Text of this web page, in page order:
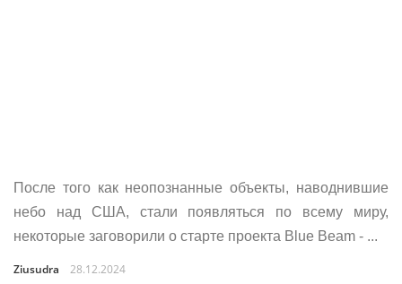
После того как неопознанные объекты, наводнившие
небо над США, стали появляться по всему миру,
некоторые заговорили о старте проекта Blue Beam - ...
Ziusudra 28.12.2024